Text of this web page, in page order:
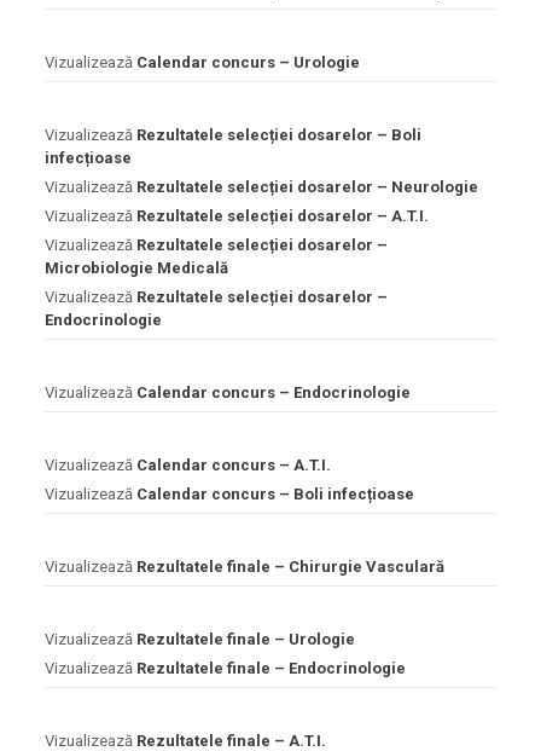
Vizualizează Calendar concurs – Urologie
Vizualizează Rezultatele selecției dosarelor – Boli
infecțioase
Vizualizează Rezultatele selecției dosarelor – Neurologie
Vizualizează Rezultatele selecției dosarelor – A.T.I.
Vizualizează Rezultatele selecției dosarelor –
Microbiologie Medicală
Vizualizează Rezultatele selecției dosarelor –
Endocrinologie
Vizualizează Calendar concurs – Endocrinologie
Vizualizează Calendar concurs – A.T.I.
Vizualizează Calendar concurs – Boli infecțioase
Vizualizează Rezultatele finale – Chirurgie Vasculară
Vizualizează Rezultatele finale – Urologie
Vizualizează Rezultatele finale – Endocrinologie
Vizualizează Rezultatele finale – A.T.I.